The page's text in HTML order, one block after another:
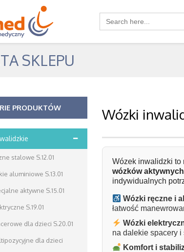
Search
for:
SKLEPU
PRODUKTÓW
stalowe S.12.01
aluminiowe S.13.01
aktywne S.15.01
S.19.01
dla dzieci S.20.01
dla dzieci
Wózki
Wózek inwalidzki to
wózków
indywidualnych
Wózki ręczne i
łatwość
Wózki
na dalekie spacery
Komfort i